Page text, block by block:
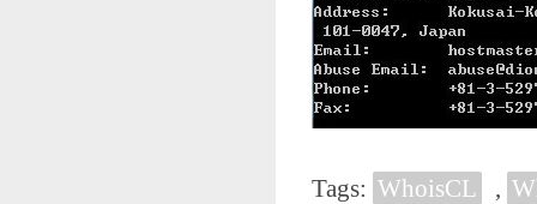
Tags: WhoisCL ,